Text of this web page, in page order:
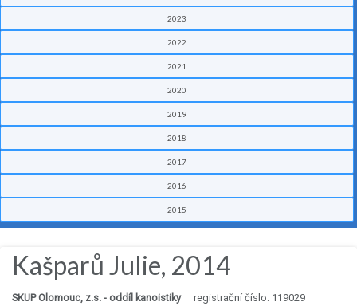
2023
2022
2021
2020
2019
2018
2017
2016
2015
Kašparů Julie, 2014
SKUP Olomouc, z.s. - oddíl kanoistiky
registrační číslo: 119029